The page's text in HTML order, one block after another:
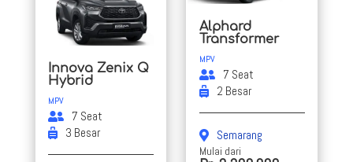
Alphard
Transformer
MPV
7 Seat
2 Besar
Semarang
Mulai dari
Innova Zenix Q
Hybrid
MPV
7 Seat
3 Besar